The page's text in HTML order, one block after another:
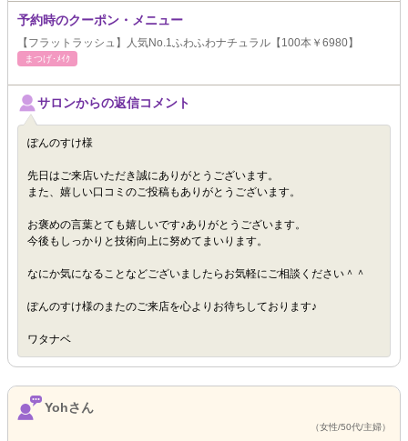
予約時のクーポン・メニュー
【フラットラッシュ】人気No.1ふわふわナチュラル【100本￥6980】
まつげ･ﾒｲｸ
サロンからの返信コメント
ぽんのすけ様
先日はご来店いただき誠にありがとうございます。
また、嬉しい口コミのご投稿もありがとうございます。
お褒めの言葉とても嬉しいです♪ありがとうございます。
今後もしっかりと技術向上に努めてまいります。
なにか気になることなどございましたらお気軽にご相談ください＾＾
ぽんのすけ様のまたのご来店を心よりお待ちしております♪
ワタナベ
Yohさん
（女性/50代/主婦）